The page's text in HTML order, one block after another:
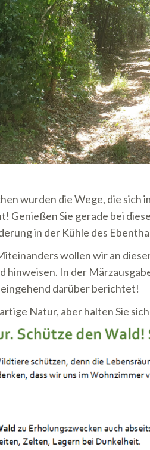
wurden die Wege, die
Genießen Sie gerade bei
in der Kühle des
wollen wir an
hinweisen. In der
darüber berichtet!
Natur, aber halten Sie